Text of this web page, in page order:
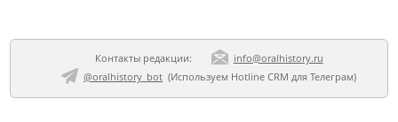
Контакты редакции:
info@oralhistory.ru
@oralhistory_bot(Используем Hotline CRM для Телеграм)